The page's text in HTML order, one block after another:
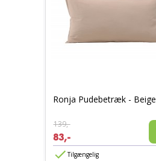
Ronja Pudebetræk - Beige
139,-
83,-
Tilgængelig